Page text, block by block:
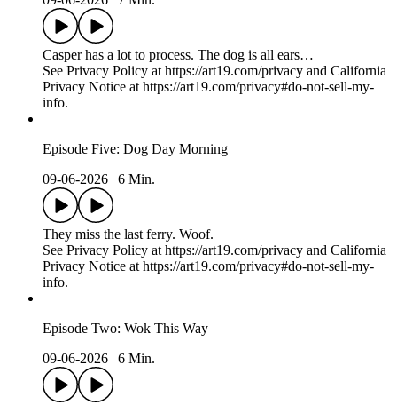
Casper has a lot to process. The dog is all ears…
See Privacy Policy at https://art19.com/privacy and California
Privacy Notice at https://art19.com/privacy#do-not-sell-my-
info.
Episode Five: Dog Day Morning
09-06-2026
6 Min.
They miss the last ferry. Woof.
See Privacy Policy at https://art19.com/privacy and California
Privacy Notice at https://art19.com/privacy#do-not-sell-my-
info.
Episode Two: Wok This Way
09-06-2026
6 Min.